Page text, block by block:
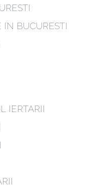
IN BUCURESTI
IERTARII